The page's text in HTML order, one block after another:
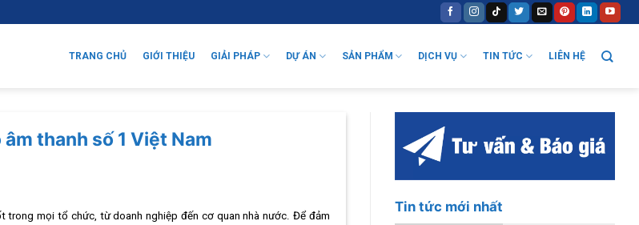
TRANG CHỦ GIỚI THIỆU GIẢI PHÁP DỰ ÁN SẢN PHẨM DỊCH VỤ TIN TỨC LIÊN HỆ
thanh số 1 Việt Nam
mọi tổ chức, từ doanh nghiệp đến cơ quan nhà nước. Để đảm
Tin tức mới nhất